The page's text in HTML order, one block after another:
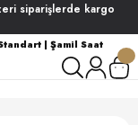
siparişlerde kargo